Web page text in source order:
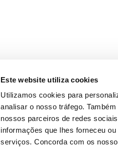
Este website utiliza cookies
Utilizamos cookies para
analisar o nosso tráfego.
nossos parceiros de redes
informações que lhes forneceu
serviços. Concorda com os